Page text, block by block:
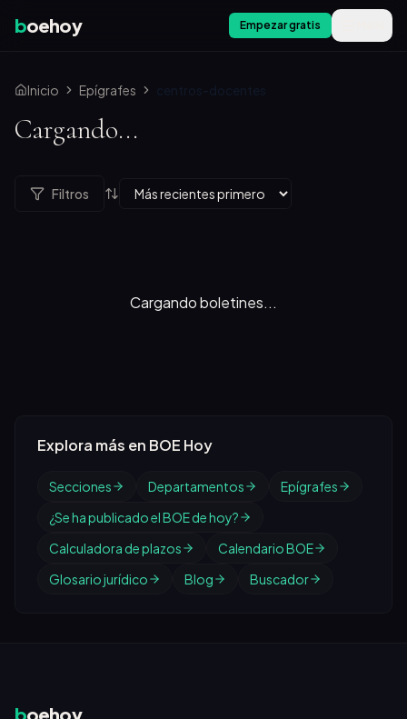
boehoy Empezar gratis
Inicio Epígrafes centros-docentes
Cargando...
Filtros
Cargando boletines...
Explora más en BOE Hoy
Secciones Departamentos
Epígrafes
¿Se ha publicado el BOE de hoy?
Calculadora de plazos
Calendario BOE
Glosario jurídico
Blog Buscador
boehoy